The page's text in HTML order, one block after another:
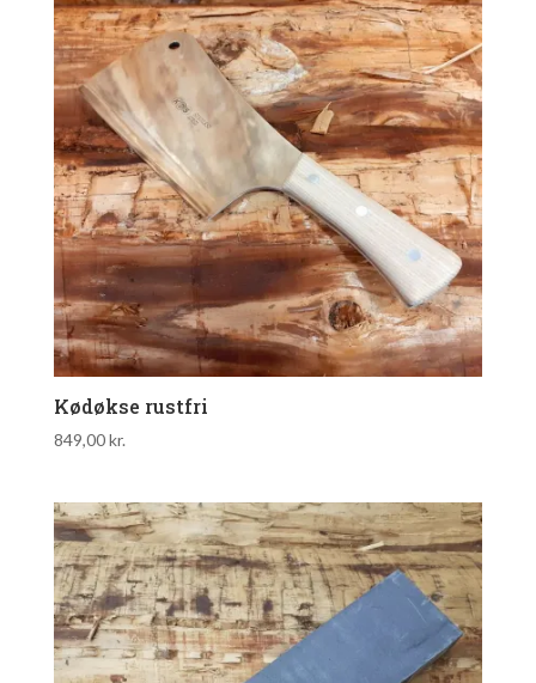
Kødøkse rustfri
849,00kr.